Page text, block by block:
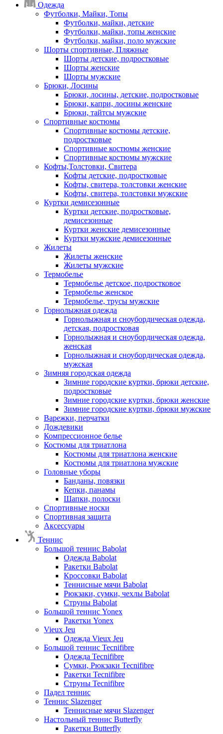
Одежда
Футболки, Майки, Топы
Футболки, майки, детские
Футболки, майки, топы женские
Футболки, майки, поло мужские
Шорты спортивные, Пляжные
Шорты детские, подростковые
Шорты женские
Шорты мужские
Брюки, Лосины
Брюки, лосины, детские, подростковые
Брюки, капри, лосины женские
Брюки, тайтсы мужские
Спортивные костюмы
Спортивные костюмы детские,
подростковые
Спортивные костюмы женские
Спортивные костюмы мужские
Кофты,Толстовки, Свитера
Кофты детские, подростковые
Кофты, свитера, толстовки женские
Кофты, свитера, толстовки мужские
Куртки демисезонные
Куртки детские, подростковые,
демисезонные
Куртки женские демисезонные
Куртки мужские демисезонные
Жилеты
Жилеты женские
Жилеты мужские
Термобелье
Термобелье детское, подростковое
Термобелье женское
Термобелье, трусы мужские
Горнолыжная одежда
Горнолыжная и сноубордическая одежда,
детская, подростковая
Горнолыжная и сноубордическая одежда,
женская
Горнолыжная и сноубордическая одежда,
мужская
Зимняя городская одежда
Зимние городские куртки, брюки детские,
подростковые
Зимние городские куртки, брюки женские
Зимние городские куртки, брюки мужские
Варежки, перчатки
Дождевики
Компрессионное белье
Костюмы для триатлона
Костюмы для триатлона женские
Костюмы для триатлона мужские
Головные уборы
Банданы, повязки
Кепки, панамы
Шапки, полоски
Спортивные носки
Спортивная защита
Аксессуары
Теннис
Большой теннис Babolat
Одежда Babolat
Ракетки Babolat
Кроссовки Babolat
Теннисные мячи Babolat
Рюкзаки, сумки, чехлы Babolat
Струны Babolat
Большой теннис Yonex
Ракетки Yonex
Vieux Jeu
Одежда Vieux Jeu
Большой теннис Tecnifibre
Одежда Tecnifibre
Сумки, Рюкзаки Tecnifibre
Ракетки Tecnifibre
Струны Tecnifibre
Падел теннис
Теннис Slazenger
Теннисные мячи Slazenger
Настольный теннис Butterfly
Ракетки Butterfly